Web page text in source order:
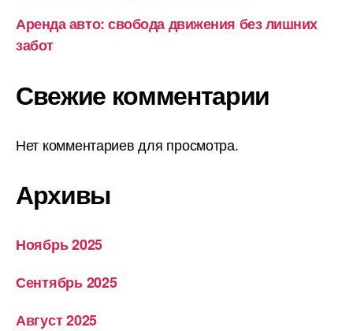
Аренда авто: свобода движения без лишних
забот
Свежие комментарии
Нет комментариев для просмотра.
Архивы
Ноябрь 2025
Сентябрь 2025
Август 2025